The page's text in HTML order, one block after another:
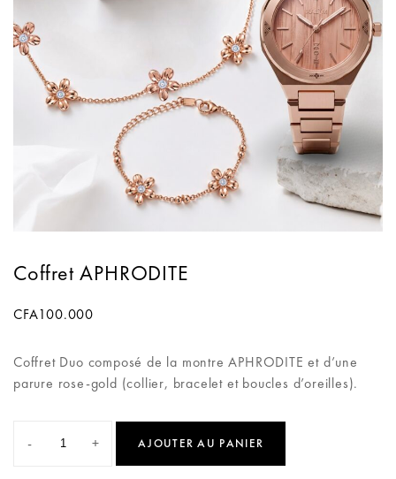
Coffret APHRODITE
CFA100.000
Coffret Duo composé de la montre APHRODITE et d’une
parure rose-gold (collier, bracelet et boucles d’oreilles).
- + AJOUTER AU PANIER